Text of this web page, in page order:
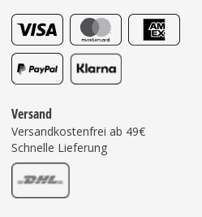
Versand
Versandkostenfrei ab 49€
Schnelle Lieferung